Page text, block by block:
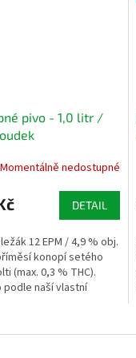
pivo - 1,0 litr /
Momentálně nedostupné
DETAIL
12 EPM / 4,9 % obj.
konopí setého
(max. 0,3 % THC).
podle naší vlastní